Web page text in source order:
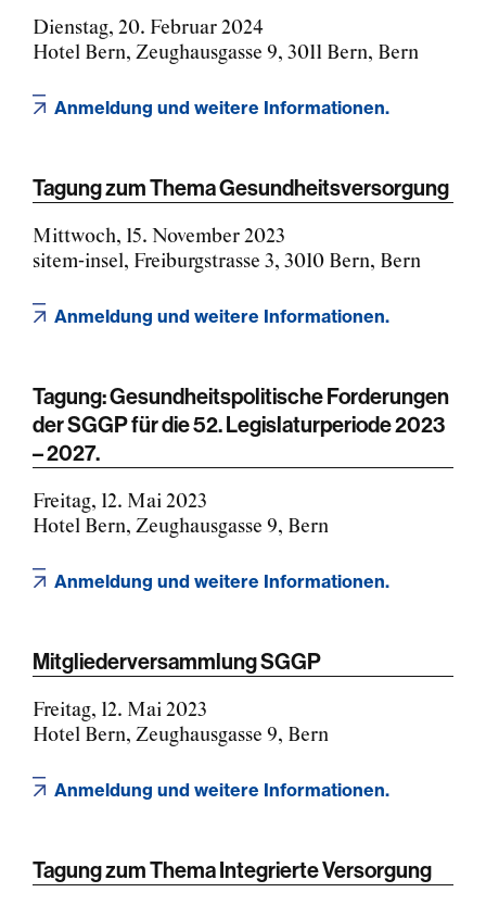
Dienstag, 20. Februar 2024
Hotel Bern, Zeughausgasse 9, 3011 Bern, Bern
Anmeldung und weitere Informationen.
Tagung zum Thema Gesundheitsversorgung
Mittwoch, 15. November 2023
sitem-insel, Freiburgstrasse 3, 3010 Bern, Bern
Anmeldung und weitere Informationen.
Tagung: Gesundheitspolitische Forderungen
der SGGP für die 52. Legislaturperiode 2023
– 2027.
Freitag, 12. Mai 2023
Hotel Bern, Zeughausgasse 9, Bern
Anmeldung und weitere Informationen.
Mitgliederversammlung SGGP
Freitag, 12. Mai 2023
Hotel Bern, Zeughausgasse 9, Bern
Anmeldung und weitere Informationen.
Tagung zum Thema Integrierte Versorgung